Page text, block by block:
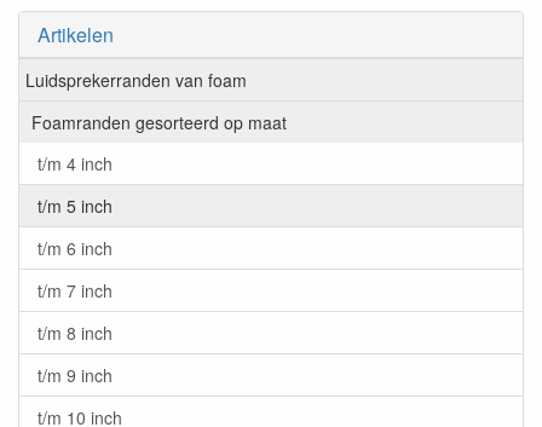
Artikelen
Luidsprekerranden van foam
Foamranden gesorteerd op maat
t/m 4 inch
t/m 5 inch
t/m 6 inch
t/m 7 inch
t/m 8 inch
t/m 9 inch
t/m 10 inch